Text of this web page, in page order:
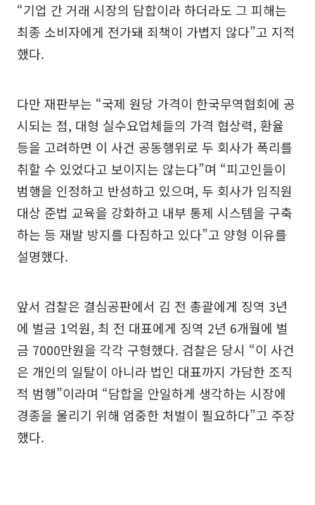
“기업 간 거래 시장의 담합이라 하더라도 그 피해는
최종 소비자에게 전가돼 죄책이 가볍지 않다”고 지적
했다.
다만 재판부는 “국제 원당 가격이 한국무역협회에 공
시되는 점, 대형 실수요업체들의 가격 협상력, 환율
등을 고려하면 이 사건 공동행위로 두 회사가 폭리를
취할 수 있었다고 보이지는 않는다”며 “피고인들이
범행을 인정하고 반성하고 있으며, 두 회사가 임직원
대상 준법 교육을 강화하고 내부 통제 시스템을 구축
하는 등 재발 방지를 다짐하고 있다”고 양형 이유를
설명했다.
앞서 검찰은 결심공판에서 김 전 총괄에게 징역 3년
에 벌금 1억원, 최 전 대표에게 징역 2년 6개월에 벌
금 7000만원을 각각 구형했다. 검찰은 당시 “이 사건
은 개인의 일탈이 아니라 법인 대표까지 가담한 조직
적 범행”이라며 “담합을 안일하게 생각하는 시장에
경종을 울리기 위해 엄중한 처벌이 필요하다”고 주장
했다.